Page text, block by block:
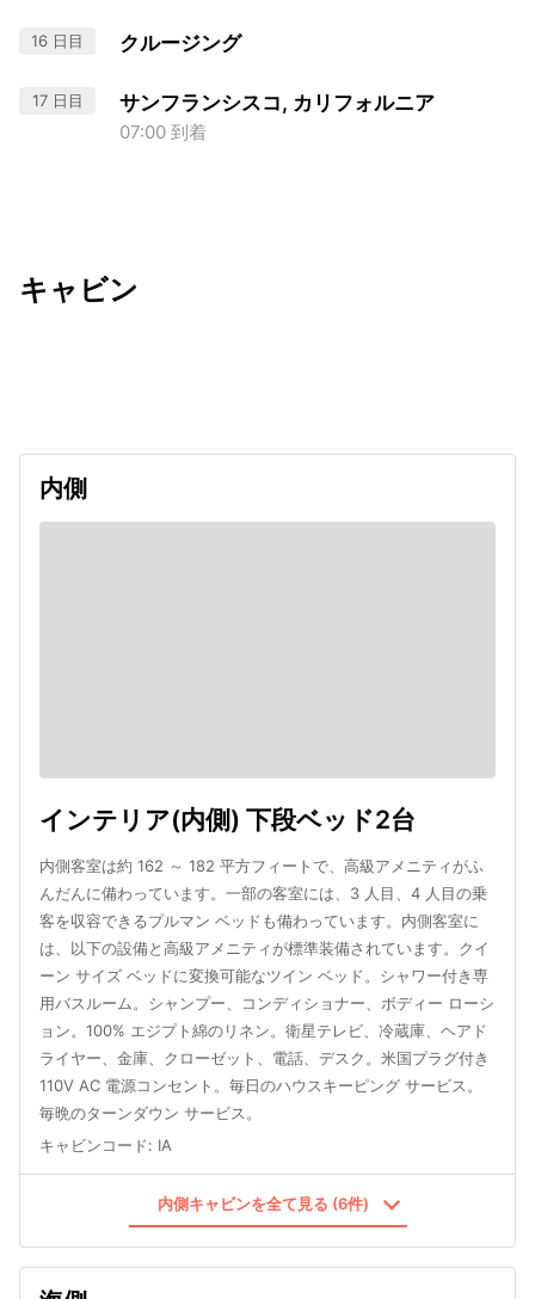
16 日目 クルージング
17 日目 サンフランシスコ, カリフォルニア
07:00 到着
キャビン
内側
インテリア(内側) 下段ベッド2台
内側客室は約 162 ～ 182 平方フィートで、高級アメニティがふ
んだんに備わっています。一部の客室には、3 人目、4 人目の乗
客を収容できるプルマン ベッドも備わっています。内側客室に
は、以下の設備と高級アメニティが標準装備されています。クイ
ーン サイズ ベッドに変換可能なツイン ベッド。シャワー付き専
用バスルーム。シャンプー、コンディショナー、ボディー ローシ
ョン。100% エジプト綿のリネン。衛星テレビ、冷蔵庫、ヘアド
ライヤー、金庫、クローゼット、電話、デスク。米国プラグ付き
110V AC 電源コンセント。毎日のハウスキーピング サービス。
毎晩のターンダウン サービス。
キャビンコード: IA
内側キャビンを全て見る (6件)